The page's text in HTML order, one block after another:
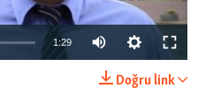
1:29
Doğru link